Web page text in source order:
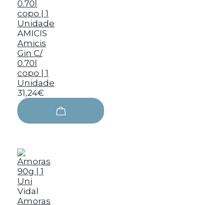
AMICIS
Amicis
Gin C/
0.70l
copo | 1
Unidade
31,24€
Vidal
Amoras